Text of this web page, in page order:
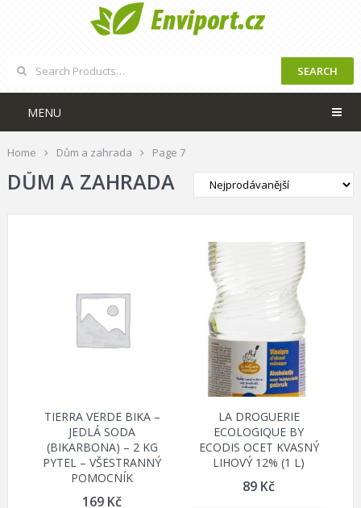
SEARCH
MENU
Home Dům a zahrada Page 7
DŮM A ZAHRADA
TIERRA VERDE BIKA –
JEDLÁ SODA
(BIKARBONA) – 2 KG
PYTEL – VŠESTRANNÝ
POMOCNÍK
169 Kč
LA DROGUERIE
ECOLOGIQUE BY
ECODIS OCET KVASNÝ
LIHOVÝ 12% (1 L)
89 Kč